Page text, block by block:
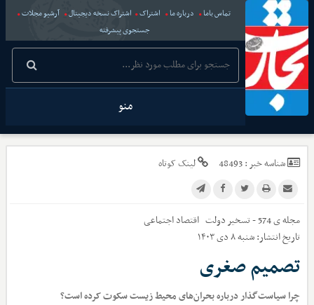
تماس باما درباره ما اشتراک اشتراک نسخه دیجیتال
آرشیو مجلات
جستجوی پیشرفته
منو
شناسه خبر :48493 لینک کوتاه
مجله ی 574 - تسخیر دولت
اقتصاد اجتماعی
تاریخ انتشار:شنبه ۸ دی ۱۴۰۳
تصمیم صغری
چرا سیاست‌گذار درباره بحران‌های محیط زیست سکوت کرده است؟